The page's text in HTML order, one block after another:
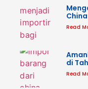
Read
di
Read